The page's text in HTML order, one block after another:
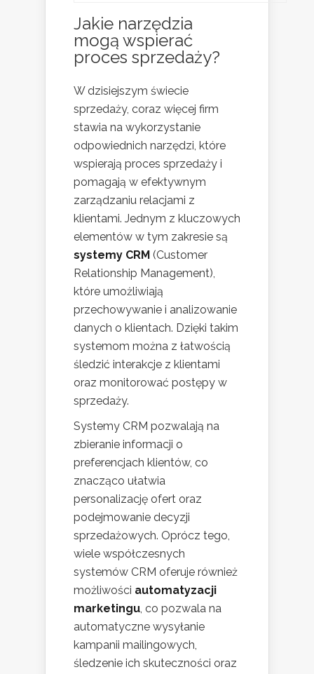
Jakie narzędzia
mogą wspierać
proces sprzedaży?
W dzisiejszym świecie
sprzedaży, coraz więcej firm
stawia na wykorzystanie
odpowiednich narzędzi, które
wspierają proces sprzedaży i
pomagają w efektywnym
zarządzaniu relacjami z
klientami. Jednym z kluczowych
elementów w tym zakresie są
systemy CRM (Customer
Relationship Management),
które umożliwiają
przechowywanie i analizowanie
danych o klientach. Dzięki takim
systemom można z łatwością
śledzić interakcje z klientami
oraz monitorować postępy w
sprzedaży.
Systemy CRM pozwalają na
zbieranie informacji o
preferencjach klientów, co
znacząco ułatwia
personalizację ofert oraz
podejmowanie decyzji
sprzedażowych. Oprócz tego,
wiele współczesnych
systemów CRM oferuje również
możliwości automatyzacji
marketingu, co pozwala na
automatyczne wysyłanie
kampanii mailingowych,
śledzenie ich skuteczności oraz